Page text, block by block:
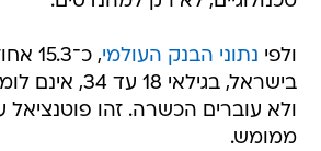
ולפי נתוני הבנק העולמי
,
בישראל, בגילאי
ולא עוברים הכשרה. זהו פוטנציאל
ממומש.